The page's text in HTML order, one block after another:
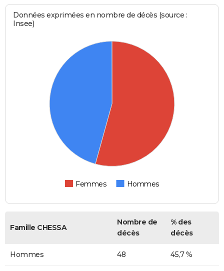
Données exprimées en nombre de décès (source :
Insee)
Femmes Hommes
Famille CHESSA
Nombre de
décès
% des
décès
Hommes 48 45,7 %